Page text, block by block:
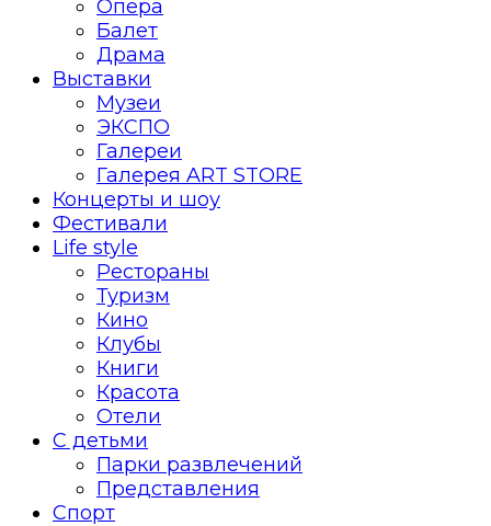
Опера
Балет
Драма
Выставки
Музеи
ЭКСПО
Галереи
Галерея ART STORE
Концерты и шоу
Фестивали
Life style
Рестораны
Туризм
Кино
Клубы
Книги
Красота
Отели
С детьми
Парки развлечений
Представления
Спорт